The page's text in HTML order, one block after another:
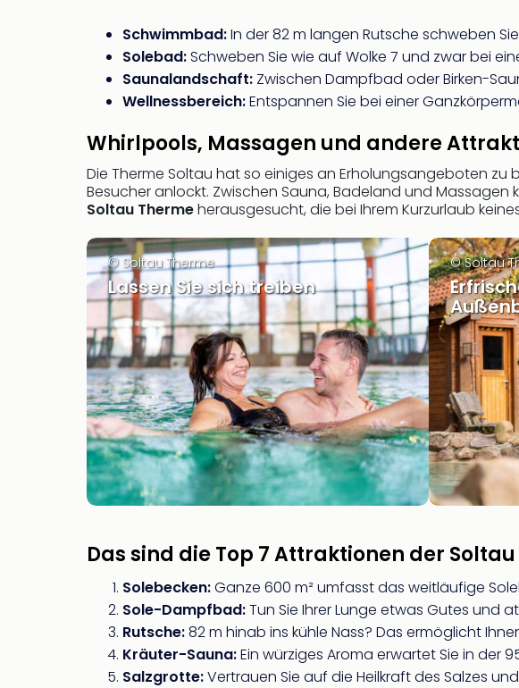
Schwimmbad:In der 82 m langen Rutsche schweben
Solebad:Schweben Sie wie auf Wolke 7 und zwar bei
Saunalandschaft: Zwischen Dampfbad oder Birken-
Wellnessbereich:Entspannen Sie bei einer
Whirlpools, Massagen und andere
Die Therme Soltau hat so einiges an Erholungsangeboten zu
Besucher anlockt. Zwischen Sauna, Badeland und
Soltau Thermeherausgesucht, die bei Ihrem Kurzurlaub
© Soltau Therme
Lassen Sie sich treiben
© Soltau
Das sind die Top 7 Attraktionen der
Solebecken:Ganze 600 m² umfasst das weitläufige
Sole-Dampfbad:Tun Sie Ihrer Lunge etwas Gutes und
Rutsche:82 m hinab ins kühle Nass? Das ermöglicht
Kräuter-Sauna:Ein würziges Aroma erwartet Sie in der
Salzgrotte:Vertrauen Sie auf die Heilkraft des Salzes